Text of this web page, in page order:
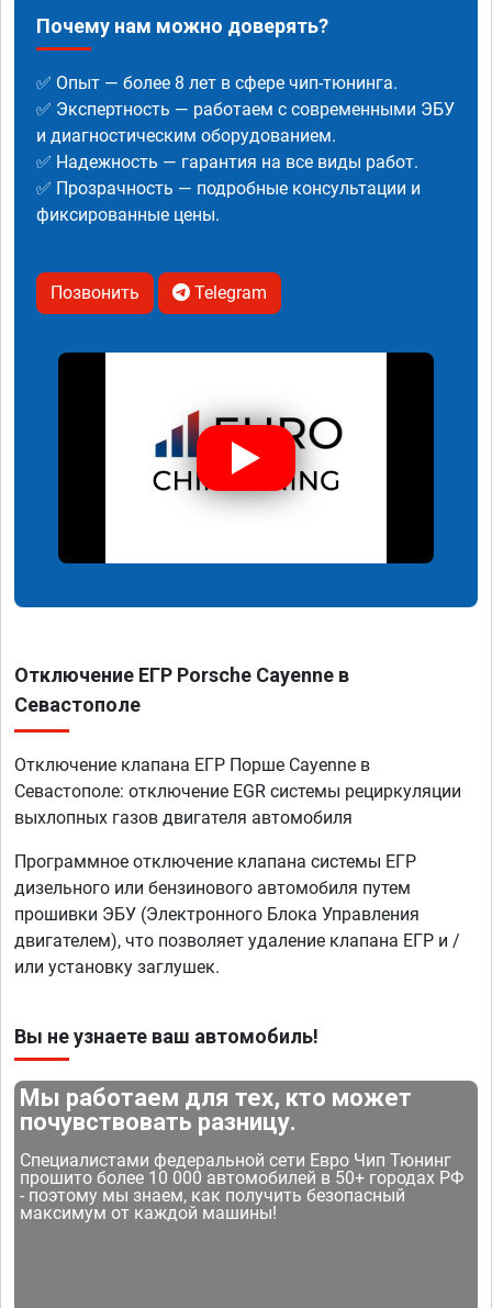
Почему нам можно доверять?
✅ Опыт — более 8 лет в сфере чип-тюнинга.
✅ Экспертность — работаем с современными ЭБУ
и диагностическим оборудованием.
✅ Надежность — гарантия на все виды работ.
✅ Прозрачность — подробные консультации и
фиксированные цены.
Позвонить Telegram
Отключение ЕГР Porsche Cayenne в
Севастополе
Отключение клапана ЕГР Порше Cayenne в
Севастополе: отключение EGR системы рециркуляции
выхлопных газов двигателя автомобиля
Программное отключение клапана системы ЕГР
дизельного или бензинового автомобиля путем
прошивки ЭБУ (Электронного Блока Управления
двигателем), что позволяет удаление клапана ЕГР и /
или установку заглушек.
Вы не узнаете ваш автомобиль!
Мы работаем для тех, кто может
почувствовать разницу.
Специалистами федеральной сети Евро Чип Тюнинг
прошито более 10 000 автомобилей в 50+ городах РФ
- поэтому мы знаем, как получить безопасный
максимум от каждой машины!